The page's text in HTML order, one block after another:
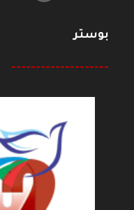
بوستر
--------------------